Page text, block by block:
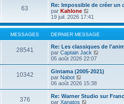
63
Re: Impossible de créer un
par Kahlone
o
i
r
l
e
d
e
r
n
r
e
s
19 juil. 2026 17:41
MESSAGES DERNIER MESSAGE
28541
Re: Les classiques de
par Captain Jack
i
r
r
05 août 2026 22:07
10342
Gintama (2005-2021)
par Nabot
o
i
r
l
06 août 2026 15:38
376
Re: Warner Studio sur
par Xanatos